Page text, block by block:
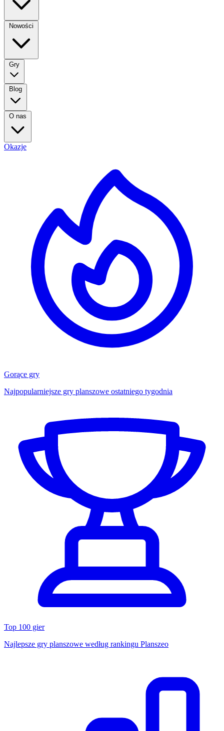
Nowości
Gry
Blog
O nas
Okazje
Gorące gry
Najpopularniejsze gry planszowe ostatniego tygodnia
Top 100 gier
Najlepsze gry planszowe według rankingu Planszeo